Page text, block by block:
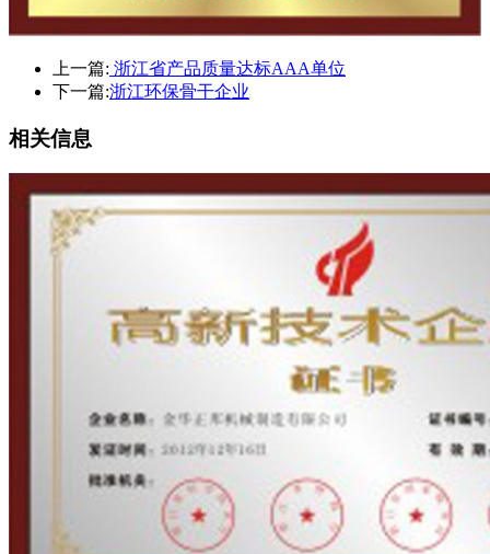
上一篇: 浙江省产品质量达标AAA单位
下一篇:浙江环保骨干企业
相关信息